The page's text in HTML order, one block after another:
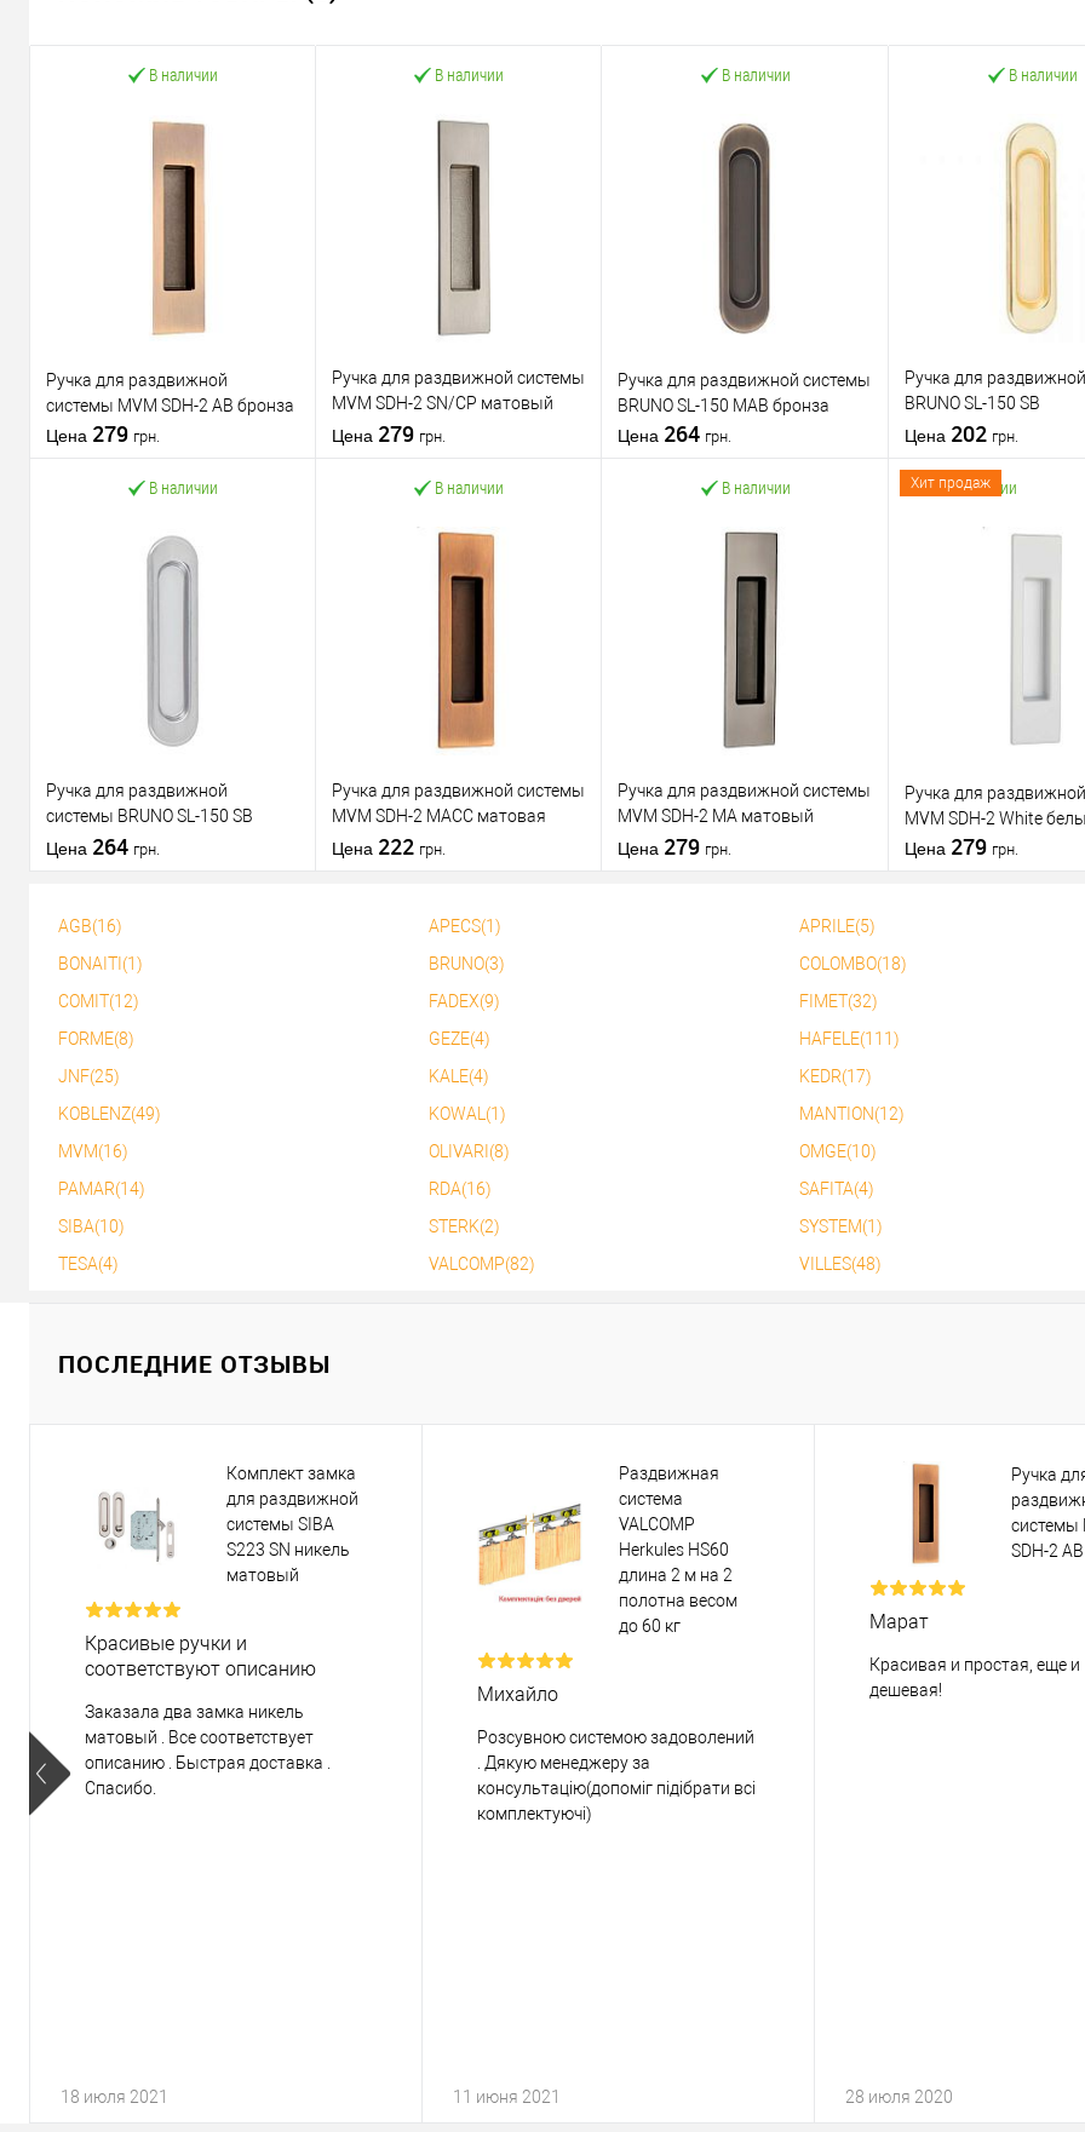
В наличии
Ручка для раздвижной
системы MVM SDH-2 AB бронза
Цена 279 грн.
В наличии
Ручка для раздвижной системы
MVM SDH-2 SN/CP матовый
никель/полированный хром
Цена 279 грн.
В корзину
В наличии
Ручка для раздвижной системы
BRUNO SL-150 MAB бронза
Цена 264 грн.
В корзину
В наличии
Ручка для
BRUNO SL-150 SB
полированная латунь
Цена 202 грн.
В корзину
В наличии
Ручка для раздвижной
системы BRUNO SL-150 SB
матовый хром
Цена 264 грн.
Купить в 1
клик
В избранное
В наличии
Ручка для раздвижной системы
MVM SDH-2 MACC матовая
бронза
Цена 222 грн.
В корзину
Купить в 1
В избранное
В наличии
Ручка для раздвижной системы
MVM SDH-2 MA матовый
антрацит
Цена 279 грн.
сравнению
Хит продаж
В наличии
Ручка для
MVM SDH-2 White
Цена 279 грн.
AGB(16) APECS(1)
APRILE(5)
BONAITI(1)
BRUNO(3)
COLOMBO(18)
COMIT(12)
FADEX(9)
FIMET(32)
FORME(8)
GEZE(4)
HAFELE(111)
JNF(25)
KALE(4)
KEDR(17)
KOBLENZ(49)
KOWAL(1)
MANTION(12)
MVM(16)
OLIVARI(8)
OMGE(10)
PAMAR(14)
RDA(16)
SAFITA(4)
SIBA(10)
STERK(2)
SYSTEM(1)
TESA(4)
VALCOMP(82) VILLES(48)
ПОСЛЕДНИЕ ОТЗЫВЫ
Комплект замка
для раздвижной
системы SIBA
S223 SN никель
матовый
Красивые ручки и
соответствуют описанию
Заказала два замка никель
матовый . Все соответствует
описанию . Быстрая доставка .
Спасибо.
18 июля 2021
Раздвижная
система
VALCOMP
Herkules HS60
длина 2 м на 2
полотна весом
до 60 кг
Михайло
Розсувною системою задоволений
. Дякую менеджеру за
консультацію(допоміг підібрати всі
комплектуючі)
11 июня 2021
Ручка
системы
SDH-2
Марат
Красивая и простая, еще и
дешевая!
28 июля 2020